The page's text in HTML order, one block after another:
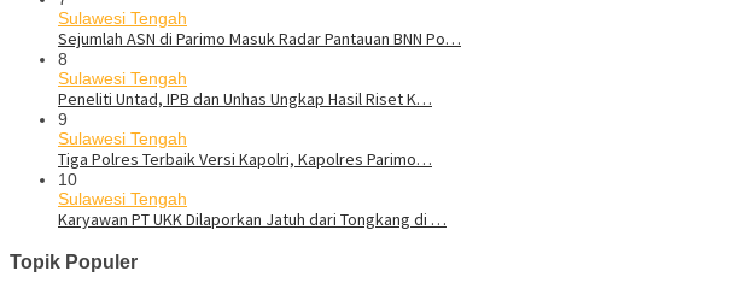
Sulawesi Tengah
Sejumlah ASN di Parimo Masuk Radar Pantauan BNN Po…
8
Sulawesi Tengah
Peneliti Untad, IPB dan Unhas Ungkap Hasil Riset K…
9
Sulawesi Tengah
Tiga Polres Terbaik Versi Kapolri, Kapolres Parimo…
10
Sulawesi Tengah
Karyawan PT UKK Dilaporkan Jatuh dari Tongkang di …
Topik Populer